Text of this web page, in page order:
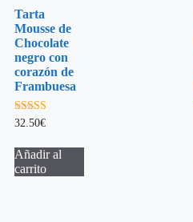
Tarta
Mousse de
Chocolate
negro con
corazón de
Frambuesa
5.00
32.50€
Añadir al
carrito